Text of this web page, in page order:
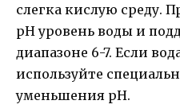
слегка кислую среду.
pH уровень воды и
диапазоне 6-7. Если
используйте
уменьшения pH.